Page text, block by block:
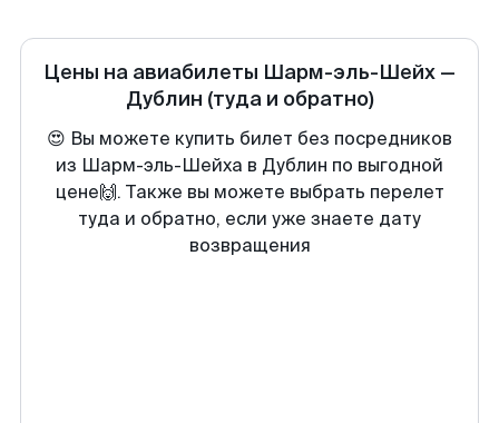
Цены на авиабилеты Шарм-эль-Шейх —
Дублин (туда и обратно)
😍 Вы можете купить билет без посредников
из Шарм-эль-Шейха в Дублин по выгодной
цене🙌. Также вы можете выбрать перелет
туда и обратно, если уже знаете дату
возвращения